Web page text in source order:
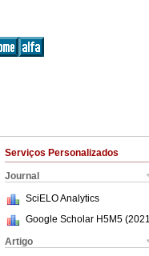
Serviços Personalizados
Journal
SciELO Analytics
Google Scholar H5M5 (2021
Artigo